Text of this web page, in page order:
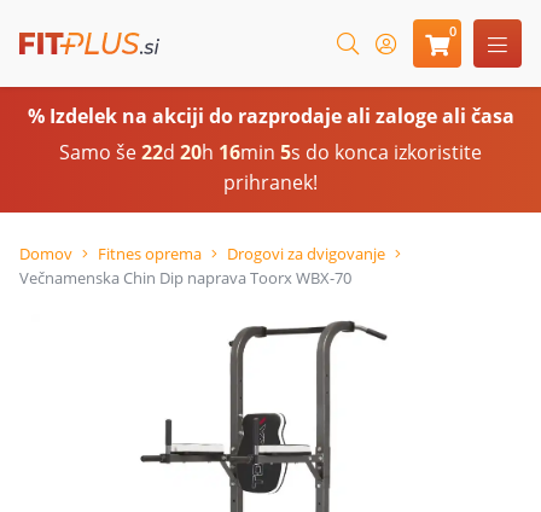
0
% Izdelek na akciji do razprodaje ali zaloge ali časa
Samo še22d 20h 16min 4s do konca izkoristite
prihranek!
Domov Fitnes oprema
Drogovi za dvigovanje
Večnamenska Chin Dip naprava Toorx WBX-70